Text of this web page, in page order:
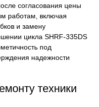
согласования цены
работам, включая
и замену
цикла SHRF-335DS
под
надежности
техники